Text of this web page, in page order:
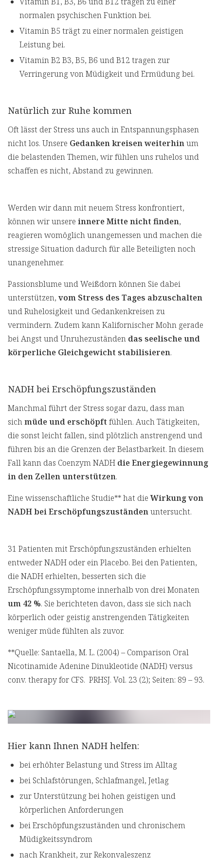
normalen psychischen Funktion bei.
Vitamin B5 trägt zu einer normalen geistigen
Leistung bei.
Vitamin B2 B3, B5, B6 und B12 tragen zur
Verringerung von Müdigkeit und Ermüdung bei.
Natürlich zur Ruhe kommen
Oft lässt der Stress uns auch in Entspannungsphasen
nicht los. Unsere Gedanken kreisen weiterhinum
die belastenden Themen, wir fühlen uns ruhelos und
schaffen es nicht, Abstand zu gewinnen.
Werden wir dann mit neuem Stress konfrontiert,
können wir unsere innere Mitte nicht finden,
reagieren womöglich unangemessen und machen die
stressige Situation dadurch für alle Beteiligten noch
unangenehmer.
Passionsblume und Weißdorn können Sie dabei
unterstützen, vom Stress des Tages abzuschalten
und Ruhelosigkeit und Gedankenkreisen zu
vermindern. Zudem kann Kalifornischer Mohn gerade
bei Angst und Unruhezuständen das seelische und
körperliche Gleichgewicht stabilisieren.
NADH bei Erschöpfungszuständen
Manchmal führt der Stress sogar dazu, dass man
sichmüde und erschöpft fühlen. Auch Tätigkeiten,
die sonst leicht fallen, sind plötzlich anstrengend und
führen bis an die Grenzen der Belastbarkeit. In diesem
Fall kann das Coenzym NADH die Energiegewinnung
in den Zellen unterstützen.
Eine wissenschaftliche Studie** hat dieWirkung von
NADH bei Erschöpfungszuständenuntersucht.
31 Patienten mit Erschöpfungszuständen erhielten
entweder NADH oder ein Placebo. Bei den Patienten,
die NADH erhielten, besserten sich die
Erschöpfungssymptome innerhalb von drei Monaten
um 42 %. Sie berichteten davon, dass sie sich nach
körperlich oder geistig anstrengenden Tätigkeiten
weniger müde fühlten als zuvor.
**Quelle: Santaella, M. L. (2004) – Comparison Oral
Nicotinamide Adenine Dinukleotide (NADH) versus
conv. therapy for CFS. PRHSJ. Vol. 23 (2); Seiten: 89 – 93.
Hier kann Ihnen NADH helfen:
bei erhöhter Belastung und Stress im Alltag
bei Schlafstörungen, Schlafmangel, Jetlag
zur Unterstützung bei hohen geistigen und
körperlichen Anforderungen
bei Erschöpfungszuständen und chronischem
Müdigkeitssyndrom
nach Krankheit, zur Rekonvaleszenz